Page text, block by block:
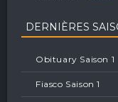
DERNIÈRES
Obituary Saison 1
Fiasco Saison 1